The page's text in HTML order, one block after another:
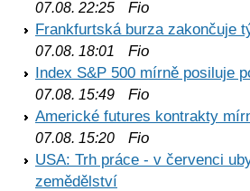
07.08. 22:25 Fio
Frankfurtská burza zakončuje
07.08. 18:01
Fio
Index S&P 500 mírně posiluje
07.08. 15:49 Fio
Americké futures kontrakty
07.08. 15:20 Fio
USA: Trh práce - v červenci
zemědělství